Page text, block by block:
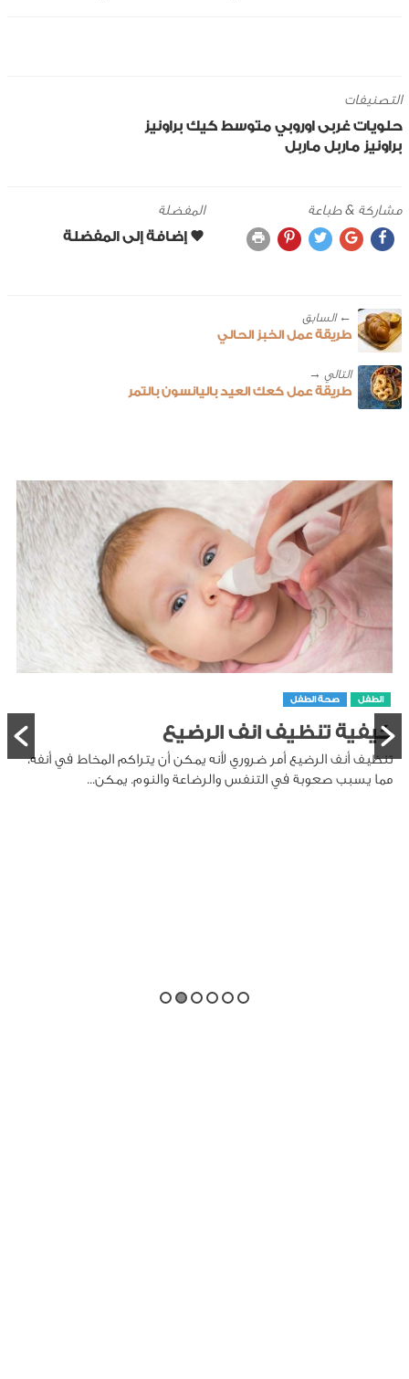
التصنيفات
حلويات غربى اوروبي متوسط كيك براونيز
براونيز ماربل ماربل
مشاركة & طباعة المفضلة
← ‎السابق
طريقة عمل الخبز الحالي
طريقة عمل كعك العيد باليانسون بالتمر
الطفل صحة الطفل
كيفية تنظيف انف الرضيع
تنظيف أنف الرضيع أمر ضروري لأنه يمكن أن يتراكم المخاط في أنفه،
مما يسبب صعوبة في التنفس والرضاعة والنوم. يمكن...